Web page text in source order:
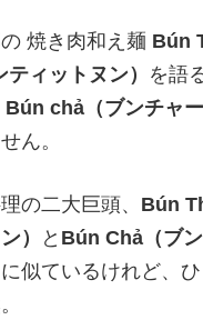
焼き肉和え麺 Bún
ィットヌン） を語
Bún chả（ブンチャー
ん。
の二大巨頭、 Bún
）
と Bún Chả（ブン
似ているけれど、